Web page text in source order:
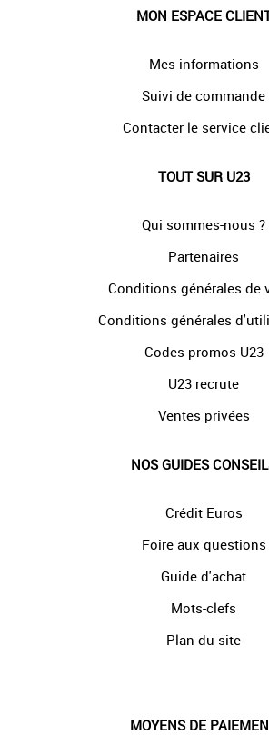
MON ESPACE
Mes informations
Suivi de commande
Contacter le service
TOUT SUR U23
Qui sommes-nous ?
Partenaires
Conditions générales de
Conditions générales
Codes promos U23
U23 recrute
Ventes privées
NOS GUIDES
Crédit Euros
Foire aux questions
Guide d'achat
Mots-clefs
Plan du site
MOYENS DE